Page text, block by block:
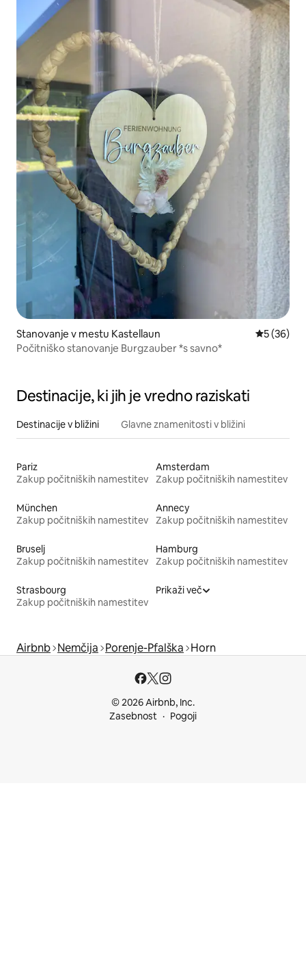
Stanovanje v mestu Kastellaun
5 (36)
Počitniško stanovanje Burgzauber *s savno*
Destinacije, ki jih je vredno raziskati
Destinacije v bližini Glavne znamenitosti v bližini
Pariz
Zakup počitniških namestitev
Amsterdam
Zakup počitniških namestitev
München
Zakup počitniških namestitev
Annecy
Zakup počitniških namestitev
Bruselj
Zakup počitniških namestitev
Hamburg
Zakup počitniških namestitev
Strasbourg
Zakup počitniških namestitev
Prikaži več
Airbnb Nemčija Porenje-Pfalška Horn
© 2026 Airbnb, Inc.
Zasebnost
Pogoji